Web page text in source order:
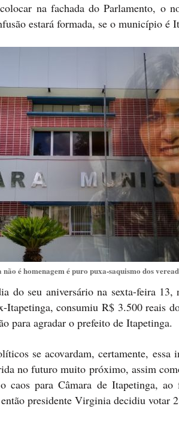
na fachada do Parlamento, o
estará formada, se o município é
é homenagem é puro puxa-saquismo dos
do seu aniversário na sexta-feira
consumiu R$ 3.500 reais
para agradar o prefeito de Itapetinga.
se acovardam, certamente, essa
no futuro muito próximo, assim
caos para Câmara de Itapetinga,
presidente Virginia decidiu votar